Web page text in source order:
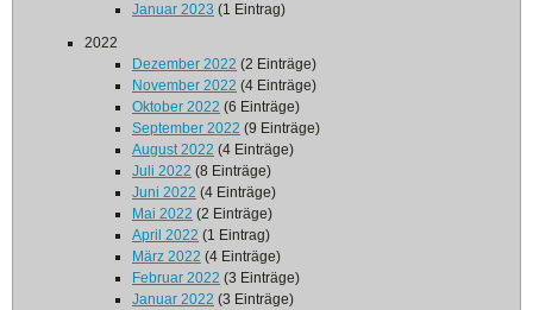
Januar 2023 (1 Eintrag)
2022
Dezember 2022 (2 Einträge)
November 2022 (4 Einträge)
Oktober 2022 (6 Einträge)
September 2022 (9 Einträge)
August 2022 (4 Einträge)
Juli 2022 (8 Einträge)
Juni 2022 (4 Einträge)
Mai 2022 (2 Einträge)
April 2022 (1 Eintrag)
März 2022 (4 Einträge)
Februar 2022 (3 Einträge)
Januar 2022 (3 Einträge)